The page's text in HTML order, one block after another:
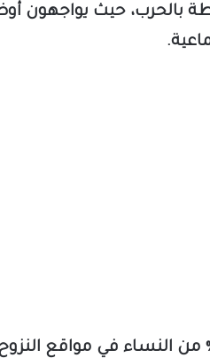
بالحرب، حيث يواجهون
التقارير أن 76% من النساء في